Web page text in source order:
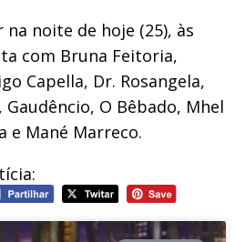
noite de hoje (25), às
com Bruna Feitoria,
Capella, Dr. Rosangela,
O Bêbado, Mhel
e Mané Marreco.